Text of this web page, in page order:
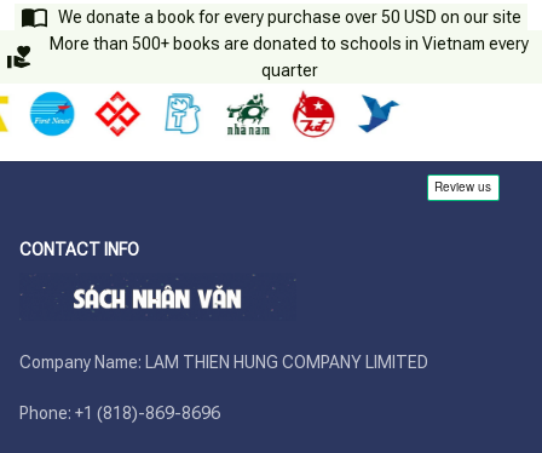
We donate a book for every purchase over 50 USD on our site
More than 500+ books are donated to schools in Vietnam every
quarter
CONTACT INFO
Company Name: LAM THIEN HUNG COMPANY LIMITED
Phone: +1 (818)-869-8696